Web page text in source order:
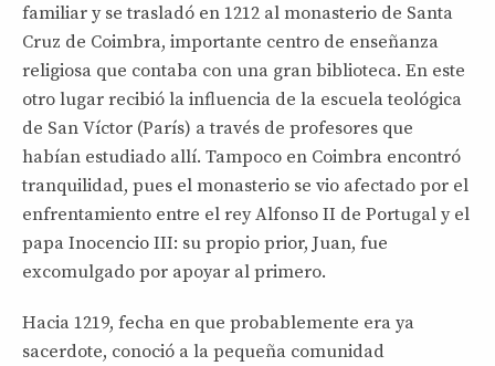
familiar y se trasladó en 1212 al monasterio de Santa
Cruz de Coimbra, importante centro de enseñanza
religiosa que contaba con una gran biblioteca. En este
otro lugar recibió la influencia de la escuela teológica
de San Víctor (París) a través de profesores que
habían estudiado allí. Tampoco en Coimbra encontró
tranquilidad, pues el monasterio se vio afectado por el
enfrentamiento entre el rey Alfonso II de Portugal y el
papa Inocencio III: su propio prior, Juan, fue
excomulgado por apoyar al primero.
Hacia 1219, fecha en que probablemente era ya
sacerdote, conoció a la pequeña comunidad